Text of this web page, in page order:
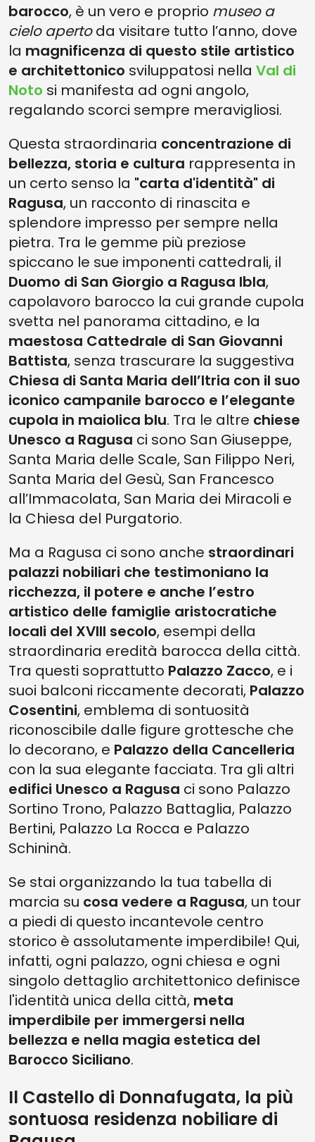
barocco, è un vero e proprio museo a
cielo apertoda visitare tutto l’anno, dove
la magnificenza di questo stile artistico
e architettonico sviluppatosi nella Val di
Noto si manifesta ad ogni angolo,
regalando scorci sempre meravigliosi.
Questa straordinaria concentrazione di
bellezza, storia e cultura rappresenta in
un certo senso la "carta d'identità" di
Ragusa, un racconto di rinascita e
splendore impresso per sempre nella
pietra. Tra le gemme più preziose
spiccano le sue imponenti cattedrali, il
Duomo di San Giorgio a Ragusa Ibla,
capolavoro barocco la cui grande cupola
svetta nel panorama cittadino, e la
maestosa Cattedrale di San Giovanni
Battista, senza trascurare la suggestiva
Chiesa di Santa Maria dell’Itria con il suo
iconico campanile barocco e l’elegante
cupola in maiolica blu. Tra le altre chiese
Unesco a Ragusa ci sono San Giuseppe,
Santa Maria delle Scale, San Filippo Neri,
Santa Maria del Gesù, San Francesco
all’Immacolata, San Maria dei Miracoli e
la Chiesa del Purgatorio.
Ma a Ragusa ci sono anche straordinari
palazzi nobiliari che testimoniano la
ricchezza, il potere e anche l’estro
artistico delle famiglie aristocratiche
locali del XVIII secolo, esempi della
straordinaria eredità barocca della città.
Tra questi soprattutto Palazzo Zacco, e i
suoi balconi riccamente decorati, Palazzo
Cosentini, emblema di sontuosità
riconoscibile dalle figure grottesche che
lo decorano, e Palazzo della Cancelleria
con la sua elegante facciata. Tra gli altri
edifici Unesco a Ragusa ci sono Palazzo
Sortino Trono, Palazzo Battaglia, Palazzo
Bertini, Palazzo La Rocca e Palazzo
Schininà.
Se stai organizzando la tua tabella di
marcia su cosa vedere a Ragusa, un tour
a piedi di questo incantevole centro
storico è assolutamente imperdibile! Qui,
infatti, ogni palazzo, ogni chiesa e ogni
singolo dettaglio architettonico definisce
l'identità unica della città, meta
imperdibile per immergersi nella
bellezza e nella magia estetica del
Barocco Siciliano.
Il Castello di Donnafugata, la più
sontuosa residenza nobiliare di